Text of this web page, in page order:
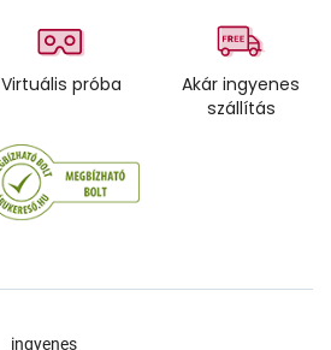
Virtuális próba
Akár ingyenes
szállítás
ingyenes